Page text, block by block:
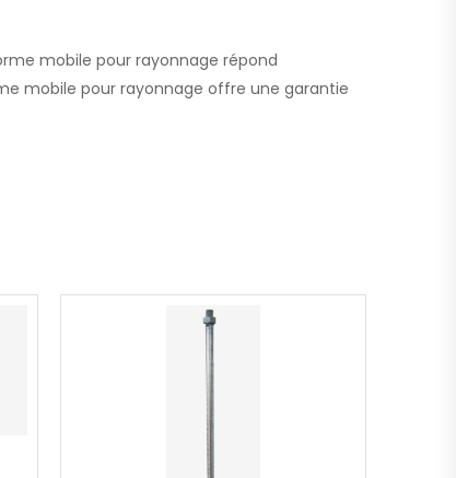
mobile pour rayonnage répond
mobile pour rayonnage offre une garantie